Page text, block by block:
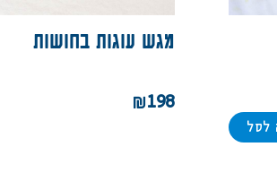
מגש עוגות בחושות
198
לסל